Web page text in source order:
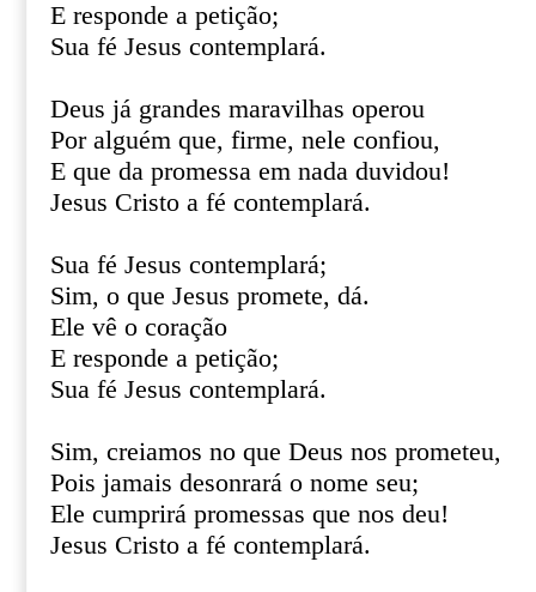
E responde a petição;
Sua fé Jesus contemplará.
Deus já grandes maravilhas operou
Por alguém que, firme, nele confiou,
E que da promessa em nada duvidou!
Jesus Cristo a fé contemplará.
Sua fé Jesus contemplará;
Sim, o que Jesus promete, dá.
Ele vê o coração
E responde a petição;
Sua fé Jesus contemplará.
Sim, creiamos no que Deus nos prometeu,
Pois jamais desonrará o nome seu;
Ele cumprirá promessas que nos deu!
Jesus Cristo a fé contemplará.